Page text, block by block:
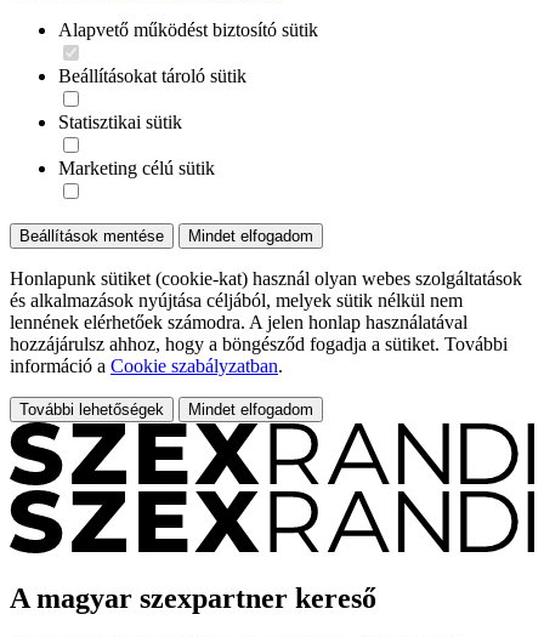
Alapvető működést biztosító sütik
Beállításokat tároló sütik
Statisztikai sütik
Marketing célú sütik
Beállítások mentése Mindet elfogadom
Honlapunk sütiket (cookie-kat) használ olyan webes szolgáltatások
és alkalmazások nyújtása céljából, melyek sütik nélkül nem
lennének elérhetőek számodra. A jelen honlap használatával
hozzájárulsz ahhoz, hogy a böngésződ fogadja a sütiket. További
információ a Cookie szabályzatban.
További lehetőségek Mindet elfogadom
A magyar szexpartner kereső